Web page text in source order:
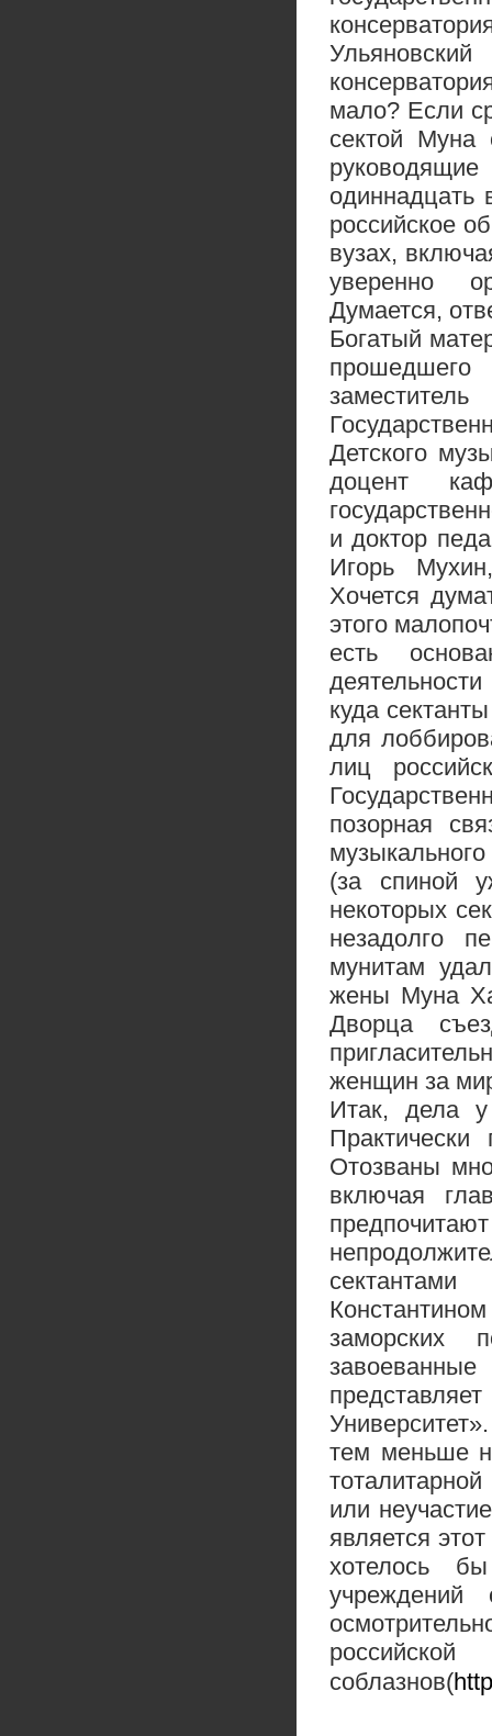
мало? Если
сектой Муна
руководящие
российское
вузах,
уверенно
Думается,
Богатый
Детского
доцент
и доктор
Игорь
Хочется
этого
есть
куда
для
лиц
позорная
(за спиной
некоторых
незадолго
мунитам
жены Муна
Дворца
женщин за
Итак, дела
Отозваны
включая
заморских
тем меньше
или
является
хотелось
учреждений
соблазнов(